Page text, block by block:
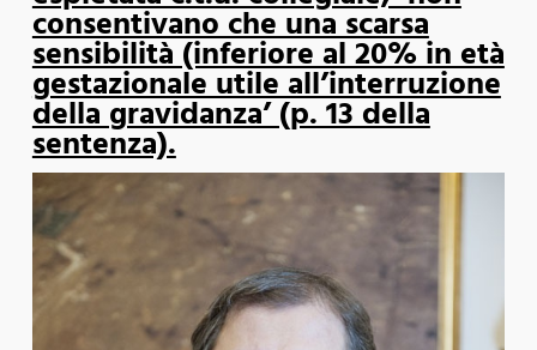
consentivano che una scarsa
sensibilità (inferiore al 20% in età
gestazionale utile all’interruzione
della gravidanza’ (p. 13 della
sentenza).